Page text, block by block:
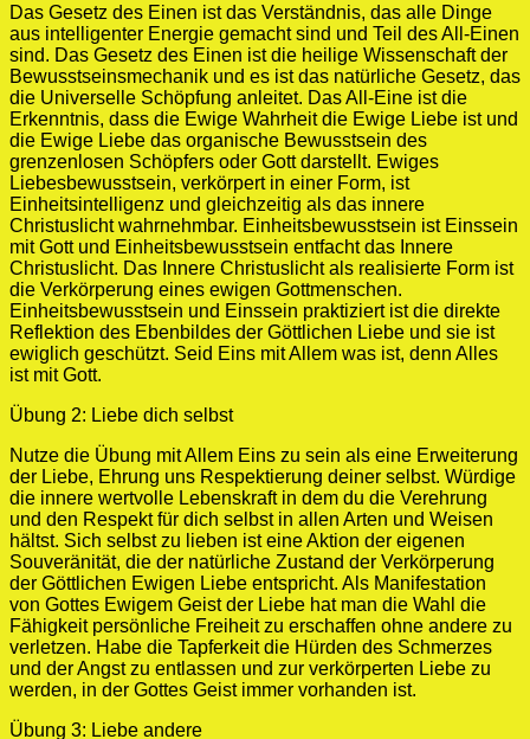
Das Gesetz des Einen ist das Verständnis, das alle Dinge
aus intelligenter Energie gemacht sind und Teil des All-Einen
sind. Das Gesetz des Einen ist die heilige Wissenschaft der
Bewusstseinsmechanik und es ist das natürliche Gesetz, das
die Universelle Schöpfung anleitet. Das All-Eine ist die
Erkenntnis, dass die Ewige Wahrheit die Ewige Liebe ist und
die Ewige Liebe das organische Bewusstsein des
grenzenlosen Schöpfers oder Gott darstellt. Ewiges
Liebesbewusstsein, verkörpert in einer Form, ist
Einheitsintelligenz und gleichzeitig als das innere
Christuslicht wahrnehmbar. Einheitsbewusstsein ist Einssein
mit Gott und Einheitsbewusstsein entfacht das Innere
Christuslicht. Das Innere Christuslicht als realisierte Form ist
die Verkörperung eines ewigen Gottmenschen.
Einheitsbewusstsein und Einssein praktiziert ist die direkte
Reflektion des Ebenbildes der Göttlichen Liebe und sie ist
ewiglich geschützt. Seid Eins mit Allem was ist, denn Alles
ist mit Gott.
Übung 2: Liebe dich selbst
Nutze die Übung mit Allem Eins zu sein als eine Erweiterung
der Liebe, Ehrung uns Respektierung deiner selbst. Würdige
die innere wertvolle Lebenskraft in dem du die Verehrung
und den Respekt für dich selbst in allen Arten und Weisen
hältst. Sich selbst zu lieben ist eine Aktion der eigenen
Souveränität, die der natürliche Zustand der Verkörperung
der Göttlichen Ewigen Liebe entspricht. Als Manifestation
von Gottes Ewigem Geist der Liebe hat man die Wahl die
Fähigkeit persönliche Freiheit zu erschaffen ohne andere zu
verletzen. Habe die Tapferkeit die Hürden des Schmerzes
und der Angst zu entlassen und zur verkörperten Liebe zu
werden, in der Gottes Geist immer vorhanden ist.
Übung 3: Liebe andere